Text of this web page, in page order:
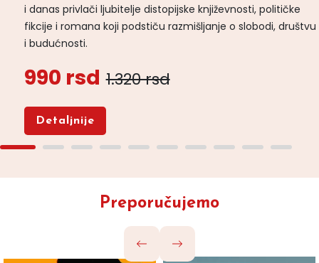
i danas privlači ljubitelje distopijske književnosti, političke
fikcije i romana koji podstiču razmišljanje o slobodi, društvu
i budućnosti.
990 rsd 1.320 rsd
Detaljnije
Preporučujemo